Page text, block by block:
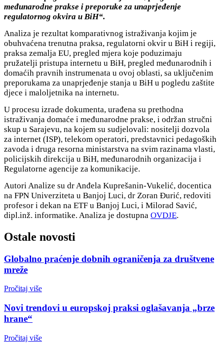
međunarodne prakse i preporuke za unaprjeđenje
regulatornog okvira u BiH“.
Analiza je rezultat komparativnog istraživanja kojim je
obuhvaćena trenutna praksa, regulatorni okvir u BiH i regiji,
praksa zemalja EU, pregled mjera koje poduzimaju
pružatelji pristupa internetu u BiH, pregled međunarodnih i
domaćih pravnih instrumenata u ovoj oblasti, sa uključenim
preporukama za unaprjeđenje stanja u BiH u pogledu zaštite
djece i maloljetnika na internetu.
U procesu izrade dokumenta, urađena su prethodna
istraživanja domaće i međunarodne prakse, i održan stručni
skup u Sarajevu, na kojem su sudjelovali: nositelji dozvola
za internet (ISP), telekom operatori, predstavnici pedagoških
zavoda i druga resorna ministarstva na svim razinama vlasti,
policijskih direkcija u BiH, međunarodnih organizacija i
Regulatorne agencije za komunikacije.
Autori Analize su dr Anđela Kuprešanin-Vukelić, docentica
na FPN Univerziteta u Banjoj Luci, dr Zoran Đurić, redoviti
profesor i dekan na ETF u Banjoj Luci, i Milorad Savić,
dipl.inž. informatike. Analiza je dostupna OVDJE.
Ostale novosti
Globalno praćenje dobnih ograničenja za društvene
mreže
Pročitaj više
Novi trendovi u europskoj praksi oglašavanja „brze
hrane“
Pročitaj više